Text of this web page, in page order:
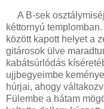
A B-sek
kéttornyú
között kapott helyet a
gitárosok ülve
kabátsúrlódás
ujjbegyeimbe
húrjai, ahogy
Fülembe a hátam